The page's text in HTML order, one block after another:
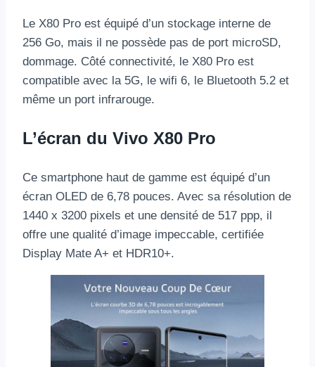
Le X80 Pro est équipé d’un stockage interne de
256 Go, mais il ne possède pas de port microSD,
dommage. Côté connectivité, le X80 Pro est
compatible avec la 5G, le wifi 6, le Bluetooth 5.2 et
même un port infrarouge.
L’écran du Vivo X80 Pro
Ce smartphone haut de gamme est équipé d’un
écran OLED de 6,78 pouces. Avec sa résolution de
1440 x 3200 pixels et une densité de 517 ppp, il
offre une qualité d’image impeccable, certifiée
Display Mate A+ et HDR10+.